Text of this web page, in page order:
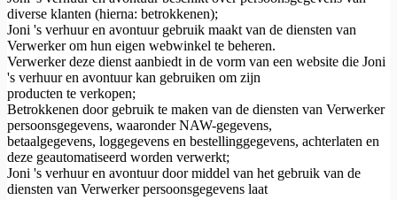
diverse klanten (hierna: betrokkenen);
Joni 's verhuur en avontuur gebruik maakt van de diensten van
Verwerker om hun eigen webwinkel te beheren.
Verwerker deze dienst aanbiedt in de vorm van een website die Joni
's verhuur en avontuur kan gebruiken om zijn
producten te verkopen;
Betrokkenen door gebruik te maken van de diensten van Verwerker
persoonsgegevens, waaronder NAW-gegevens,
betaalgegevens, loggegevens en bestellinggegevens, achterlaten en
deze geautomatiseerd worden verwerkt;
Joni 's verhuur en avontuur door middel van het gebruik van de
diensten van Verwerker persoonsgegevens laat